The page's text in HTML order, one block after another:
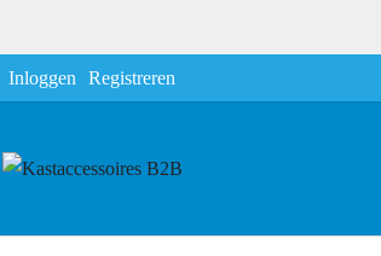
Inloggen Registreren